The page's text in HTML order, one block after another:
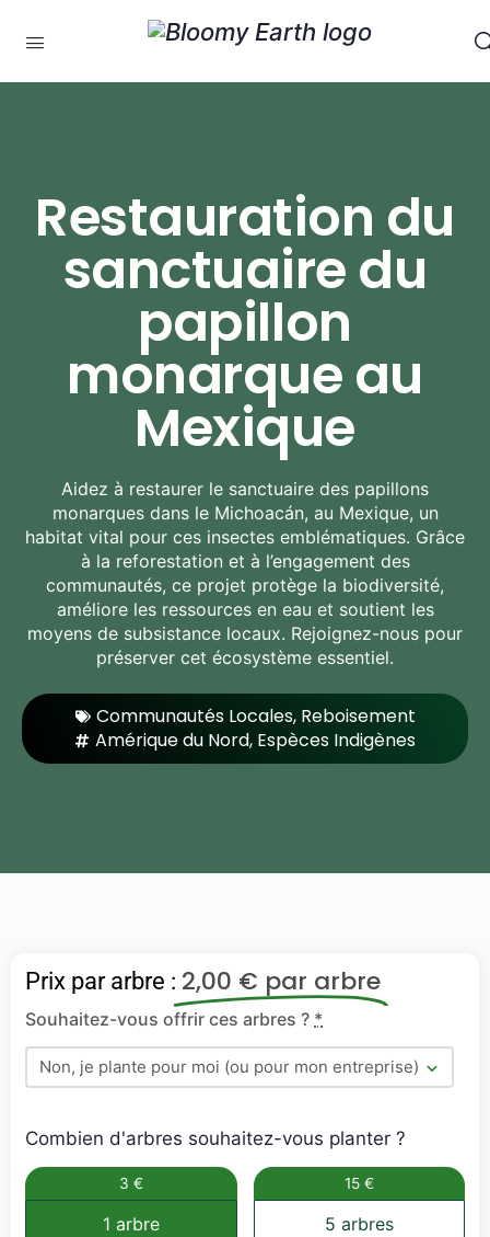
Restauration du
sanctuaire du
papillon
monarque au
Mexique
Aidez à restaurer le sanctuaire des papillons
monarques dans le Michoacán, au Mexique, un
habitat vital pour ces insectes emblématiques. Grâce
à la reforestation et à l’engagement des
communautés, ce projet protège la biodiversité,
améliore les ressources en eau et soutient les
moyens de subsistance locaux. Rejoignez-nous pour
préserver cet écosystème essentiel.
Communautés Locales, Reboisement
Amérique du Nord, Espèces Indigènes
Prix par arbre : 2,00 € par arbre
Souhaitez-vous offrir ces arbres ? *
Combien d'arbres souhaitez-vous planter ?
3 €
1 arbre
15 €
5 arbres